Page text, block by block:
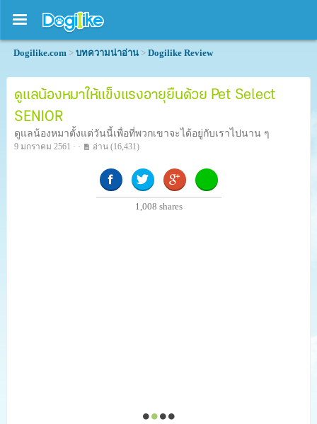
Dogilike.com > บทความน่าอ่าน > Dogilike Review
ดูแลน้องหมาให้แข็งแรงอายุยืนด้วย Pet Select
SENIOR
ดูแลน้องหมาตั้งแต่วันนี้เพื่อที่พวกเขาจะได้อยู่กับเราไปนาน ๆ
9 มกราคม 2561 · · อ่าน (16,431)
1,008 shares